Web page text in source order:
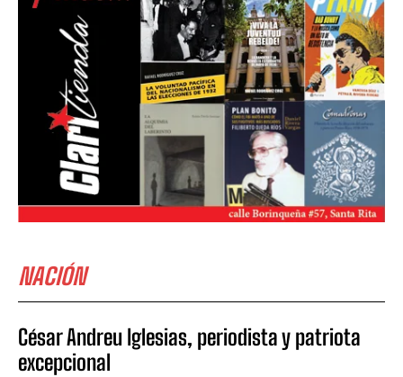
NACIÓN
César Andreu Iglesias, periodista y patriota
excepcional